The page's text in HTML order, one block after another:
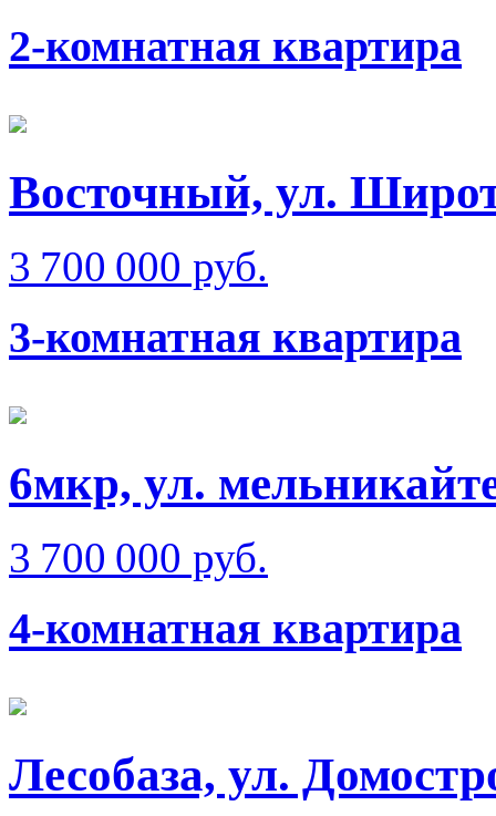
2-комнатная квартира
Восточный, ул.
3 700 000 руб.
3-комнатная квартира
6мкр, ул.
3 700 000 руб.
4-комнатная квартира
Лесобаза, ул.